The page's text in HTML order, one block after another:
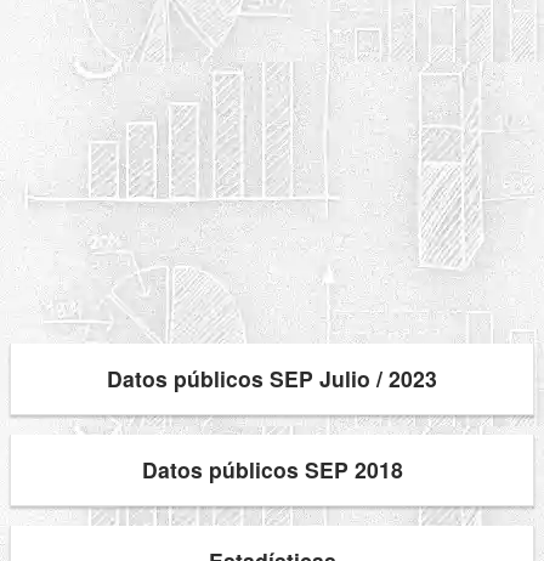
Datos públicos SEP Julio / 2023
Datos públicos SEP 2018